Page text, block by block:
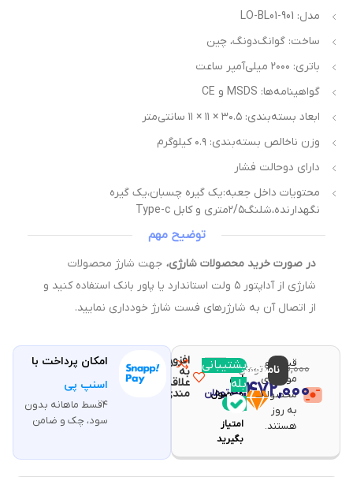
مدل: LO-BL01-901
ساخت: گوانگ‌دونگ، چین
باتری: ۲۰۰۰ میلی‌آمپر ساعت
گواهینامه‌ها: MSDS و CE
ابعاد بسته‌بندی: ۳۰.۵ × ۱۱ × ۱۱ سانتی‌متر
وزن ناخالص بسته‌بندی: ۰.۹ کیلوگرم
دارای دوحالت فشار
محتویات داخل جعبه:یک گیره چسبان،یک گیره
نگهدارنده،شلنگ۲/۵متری و کابل Type-c
توضیح مهم
در صورت خرید محصولات شارژی،جهت شارژ محصولات
شارژی از آداپتور ۵ ولت استاندارد یا پاور بانک استفاده کنید و
از اتصال آن به شارژرهای فست شارژ خودداری نمایید.
قیمت و
موجودی
محصولات
به روز
هستند.
۶,۰۸۰,۰۰۰ تومان
۵,۴۷۲,۰۰۰تومان
ناموجودبا خرید
این
محصول
۱۰۹
امتیاز
بگیرید
پشتیبانی
بله
افزودن
به
علاقه
مندی
مقایسه
امکان پرداخت با
اسنپ پی
۴قسط ماهانه بدون
سود، چک و ضامن